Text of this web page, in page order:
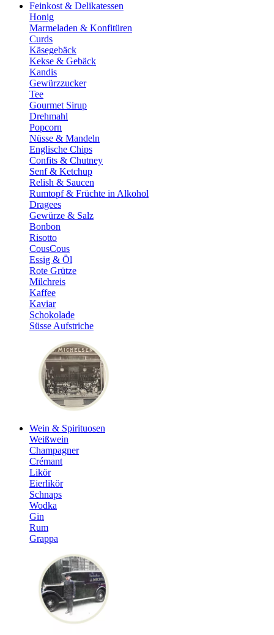
Feinkost & Delikatessen
Honig
Marmeladen & Konfitüren
Curds
Käsegebäck
Kekse & Gebäck
Kandis
Gewürzzucker
Tee
Gourmet Sirup
Drehmahl
Popcorn
Nüsse & Mandeln
Englische Chips
Confits & Chutney
Senf & Ketchup
Relish & Saucen
Rumtopf & Früchte in Alkohol
Dragees
Gewürze & Salz
Bonbon
Risotto
CousCous
Essig & Öl
Rote Grütze
Milchreis
Kaffee
Kaviar
Schokolade
Süsse Aufstriche
Wein & Spirituosen
Weißwein
Champagner
Crémant
Likör
Eierlikör
Schnaps
Wodka
Gin
Rum
Grappa